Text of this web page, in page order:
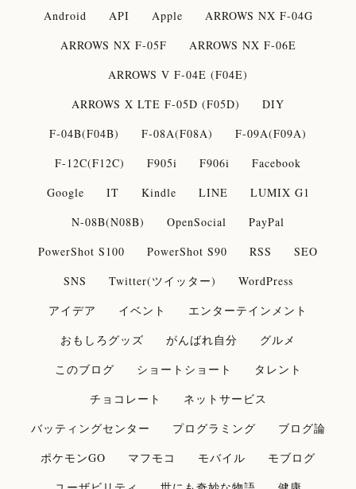
Android API Apple
ARROWS NX F-04G
ARROWS NX F-05F
ARROWS NX F-06E
ARROWS V F-04E (F04E)
ARROWS X LTE F-05D (F05D)
DIY
F-04B(F04B)
F-08A(F08A)
F-09A(F09A)
F-12C(F12C)
F905i F906i
Facebook
Google
IT Kindle LINE
LUMIX G1
N-08B(N08B)
OpenSocial
PayPal
PowerShot S100
PowerShot S90 RSS
SEO
SNS
Twitter(ツイッター)
WordPress
アイデア
イベント
エンターテインメント
おもしろグッズ
がんばれ自分
グルメ
このブログ
ショートショート
タレント
チョコレート
ネットサービス
バッティングセンター
プログラミング
ブログ論
ポケモンGO
マフモコ モバイル
モブログ